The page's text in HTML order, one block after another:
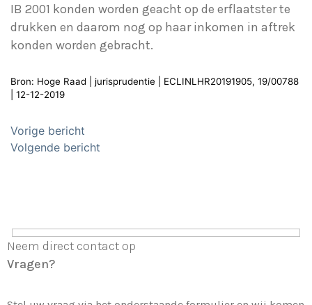
IB 2001 konden worden geacht op de erflaatster te
drukken en daarom nog op haar inkomen in aftrek
konden worden gebracht.
Bron: Hoge Raad | jurisprudentie | ECLINLHR20191905, 19/00788
| 12-12-2019
Bericht
navigatie
Vorige bericht
Volgende bericht
Neem direct contact op
Vragen?